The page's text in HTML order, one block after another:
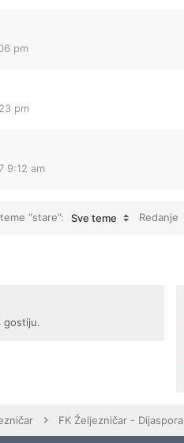
pm
pm
9:12 am
“stare”: Sve teme Redanje
gostiju.
FK Željezničar - Dijaspora